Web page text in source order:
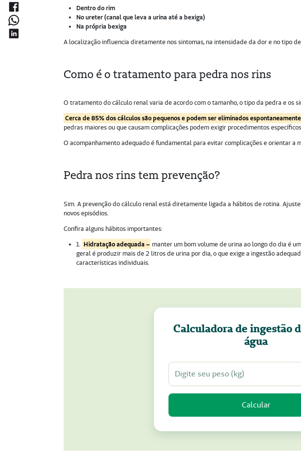
Dentro do rim
No ureter (canal que leva a urina até a bexiga)
Na própria bexiga
A localização influencia diretamente nos sintomas, na intensidade da dor e no tipo
Como é o tratamento para pedra nos rins
O tratamento do cálculo renal varia de acordo com o tamanho, o tipo da pedra e os
Cerca de 85% dos cálculos são pequenos e podem ser eliminados
pedras maiores ou que causam complicações podem exigir procedimentos
O acompanhamento adequado é fundamental para evitar complicações e orientar a
Pedra nos rins tem prevenção?
Sim. A prevenção do cálculo renal está diretamente ligada a hábitos de rotina.
novos episódios.
Confira alguns hábitos importantes:
1. Hidratação adequada – manter um bom volume de urina ao longo do dia é
geral é produzir mais de 2 litros de urina por dia, o que exige a ingestão
características individuais.
Calculadora de ingestão
água
Calcular